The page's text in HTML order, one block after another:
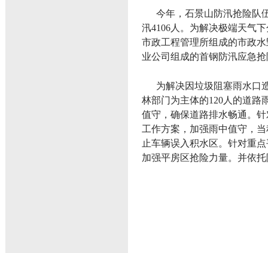
今年，石景山防汛抢险队
汛4106人。为解决极端天气
市政工程管理所组成的市政
业公司组成的首钢防汛应急
为解决因垃圾阻塞雨水口
林部门为主体的120人的道路
值守，确保道路排水畅通。
工作方案，加强雨中值守，
止车辆误入积水区。针对重
加强平房区抢险力量。并依